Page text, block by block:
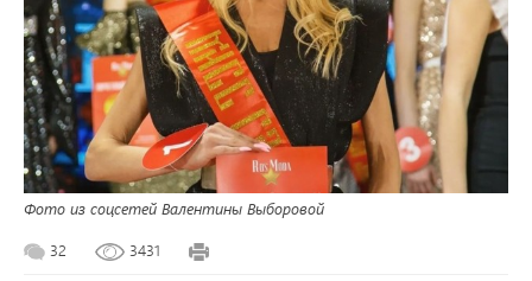
Фото из соцсетей Валентины Выборовой
32 3431